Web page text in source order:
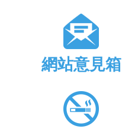
網站意見箱